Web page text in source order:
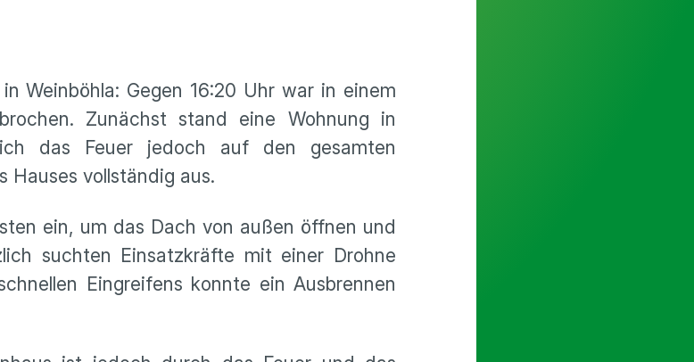
Weinböhla: Gegen 16:20 Uhr war in einem
Zunächst stand eine Wohnung in
das Feuer jedoch auf den gesamten
Hauses vollständig aus.
ein, um das Dach von außen öffnen und
suchten Einsatzkräfte mit einer Drohne
Eingreifens konnte ein Ausbrennen